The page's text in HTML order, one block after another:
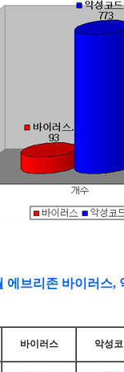
에브리존 바이러스,
바이러스 악성